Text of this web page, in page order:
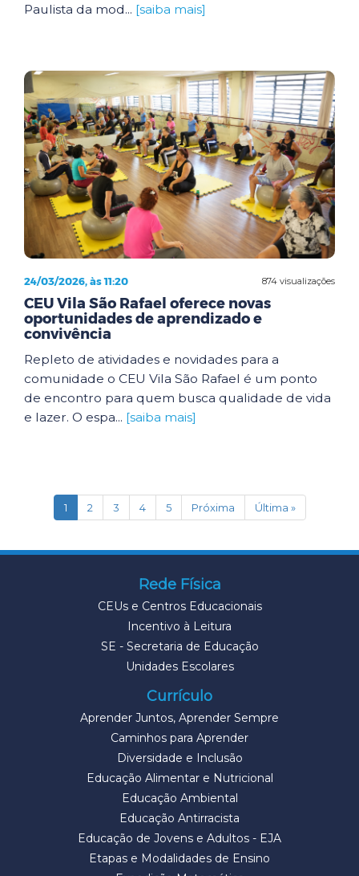
Paulista da mod... [saiba mais]
874 visualizações
24/03/2026, às 11:20
CEU Vila São Rafael oferece novas
oportunidades de aprendizado e
convivência
Repleto de atividades e novidades para a
comunidade o CEU Vila São Rafael é um ponto
de encontro para quem busca qualidade de vida
e lazer. O espa... [saiba mais]
1(current)
2 3 4 5 Próxima Última »
Rede Física
CEUs e Centros Educacionais
Incentivo à Leitura
SE - Secretaria de Educação
Unidades Escolares
Currículo
Aprender Juntos, Aprender Sempre
Caminhos para Aprender
Diversidade e Inclusão
Educação Alimentar e Nutricional
Educação Ambiental
Educação Antirracista
Educação de Jovens e Adultos - EJA
Etapas e Modalidades de Ensino